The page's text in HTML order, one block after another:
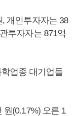
개인투자자는 38
투자자는 871억
학업종 대기업들
(0.17%) 오른 1